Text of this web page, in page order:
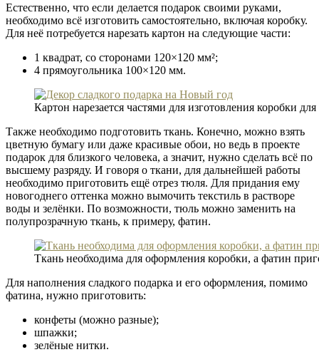
Естественно, что если делается подарок своими руками,
необходимо всё изготовить самостоятельно, включая коробку.
Для неё потребуется нарезать картон на следующие части:
1 квадрат, со сторонами 120×120 мм²;
4 прямоугольника 100×120 мм.
Картон нарезается частями для изготовления коробки
Также необходимо подготовить ткань. Конечно, можно взять
цветную бумагу или даже красивые обои, но ведь в проекте
подарок для близкого человека, а значит, нужно сделать всё по
высшему разряду. И говоря о ткани, для дальнейшей работы
необходимо приготовить ещё отрез тюля. Для придания ему
новогоднего оттенка можно вымочить текстиль в растворе
воды и зелёнки. По возможности, тюль можно заменить на
полупрозрачную ткань, к примеру, фатин.
Ткань необходима для оформления коробки, а фатин
Для наполнения сладкого подарка и его оформления, помимо
фатина, нужно приготовить:
конфеты (можно разные);
шпажки;
зелёные нитки.